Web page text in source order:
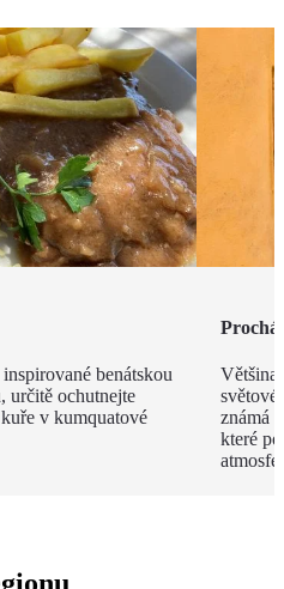
benátskou
určitě ochutnejte
v kumquatové
Většina
známá
které